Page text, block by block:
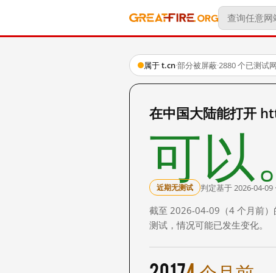
属于 t.cn·部分被屏蔽·2880 个已测试
在中国大陆能打开
可以。
近期无测试 判定基于 2026-04-09
截至 2026-04-09（4 个月前
测试，情况可能已发生变化。